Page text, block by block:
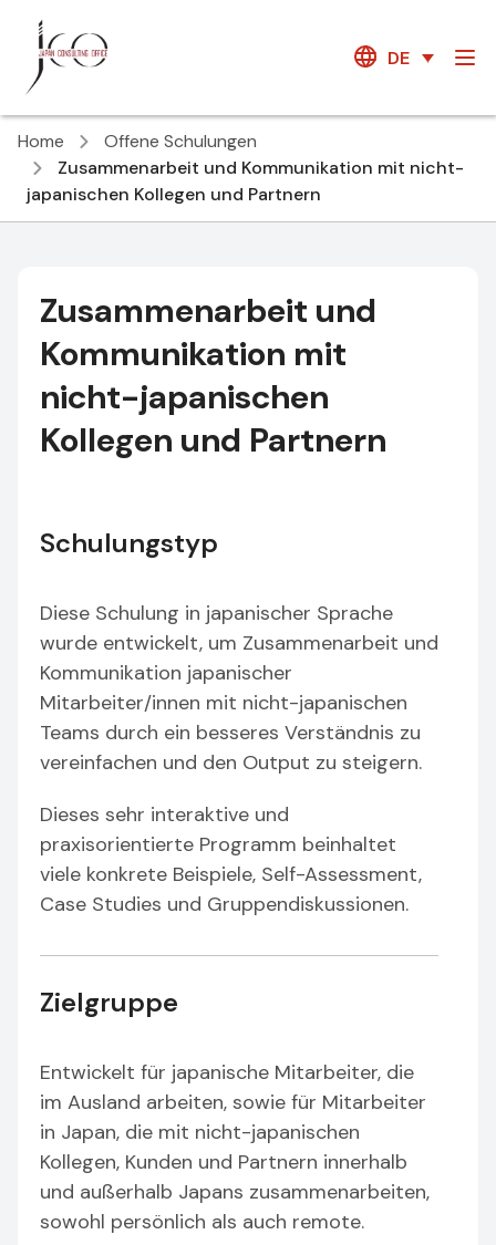
DE
Home
Offene Schulungen
Zusammenarbeit und Kommunikation mit nicht-
japanischen Kollegen und Partnern
Zusammenarbeit und
Kommunikation mit
nicht-japanischen
Kollegen und Partnern
Schulungstyp
Diese Schulung in japanischer Sprache
wurde entwickelt, um Zusammenarbeit und
Kommunikation japanischer
Mitarbeiter/innen mit nicht-japanischen
Teams durch ein besseres Verständnis zu
vereinfachen und den Output zu steigern.
Dieses sehr interaktive und
praxisorientierte Programm beinhaltet
viele konkrete Beispiele, Self-Assessment,
Case Studies und Gruppendiskussionen.
Zielgruppe
Entwickelt für japanische Mitarbeiter, die
im Ausland arbeiten, sowie für Mitarbeiter
in Japan, die mit nicht-japanischen
Kollegen, Kunden und Partnern innerhalb
und außerhalb Japans zusammenarbeiten,
sowohl persönlich als auch remote.